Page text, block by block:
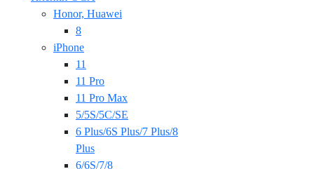
Honor, Huawei
8
iPhone
11
11 Pro
11 Pro Max
5/5S/5C/SE
6 Plus/6S Plus/7 Plus/8
Plus
6/6S/7/8